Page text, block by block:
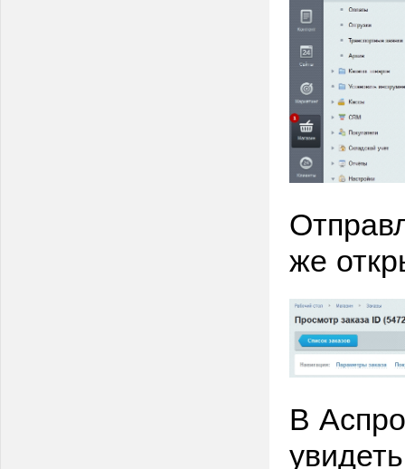
же
В